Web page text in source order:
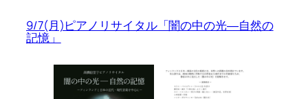
9/7(月)ピアノリサイタル「闇の中の光―自然の
記憶」